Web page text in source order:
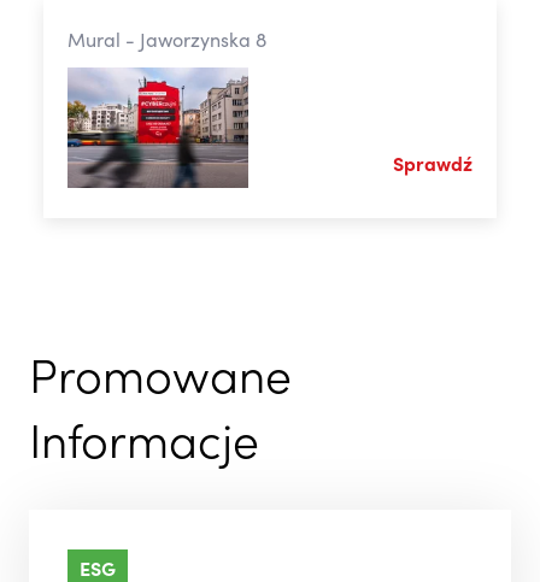
Mural - Jaworzynska 8
Sprawdź
Promowane
Informacje
ESG